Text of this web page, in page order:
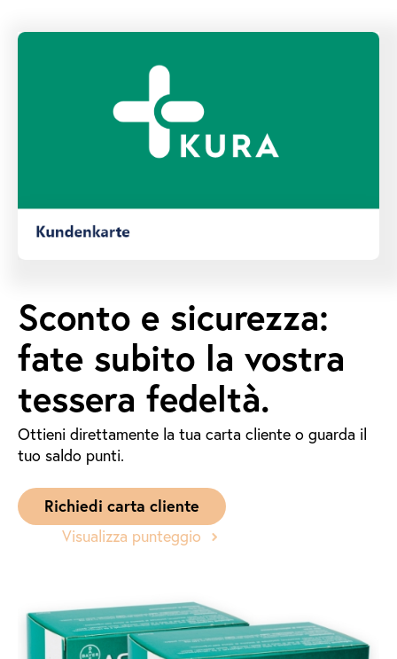
Sconto e sicurezza:
fate subito la vostra
tessera fedeltà.
Ottieni direttamente la tua carta cliente o guarda il
tuo saldo punti.
Richiedi carta cliente
Visualizza punteggio